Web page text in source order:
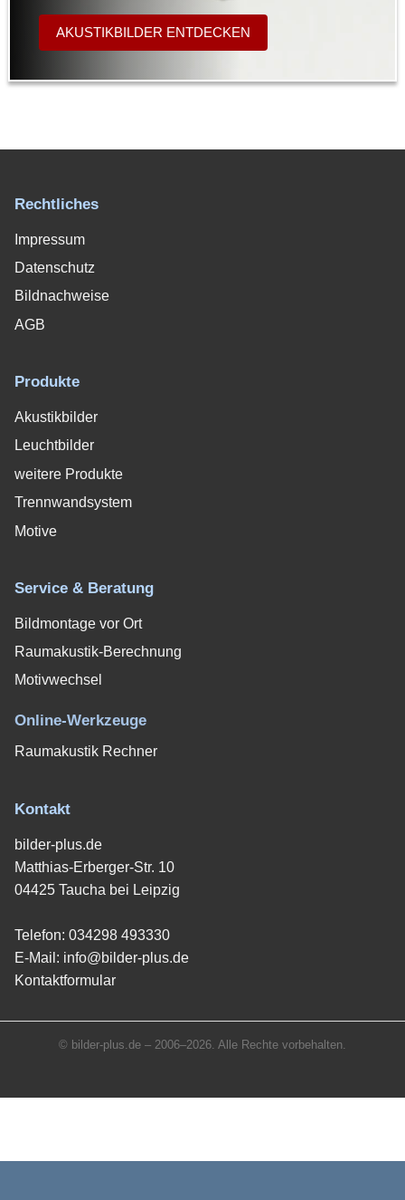
AKUSTIKBILDER ENTDECKEN
Rechtliches
Impressum
Datenschutz
Bildnachweise
AGB
Produkte
Akustikbilder
Leuchtbilder
weitere Produkte
Trennwandsystem
Motive
Service & Beratung
Bildmontage vor Ort
Raumakustik-Berechnung
Motivwechsel
Online-Werkzeuge
Raumakustik Rechner
Kontakt
bilder-plus.de
Matthias-Erberger-Str. 10
04425 Taucha bei Leipzig
Telefon: 034298 493330
E-Mail: info@bilder-plus.de
Kontaktformular
© bilder-plus.de – 2006–2026. Alle Rechte vorbehalten.